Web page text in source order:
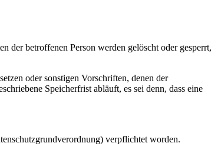
der betroffenen Person werden gelöscht oder gesperrt,
oder sonstigen Vorschriften, denen der
Speicherfrist abläuft, es sei denn, dass eine
verpflichtet worden.